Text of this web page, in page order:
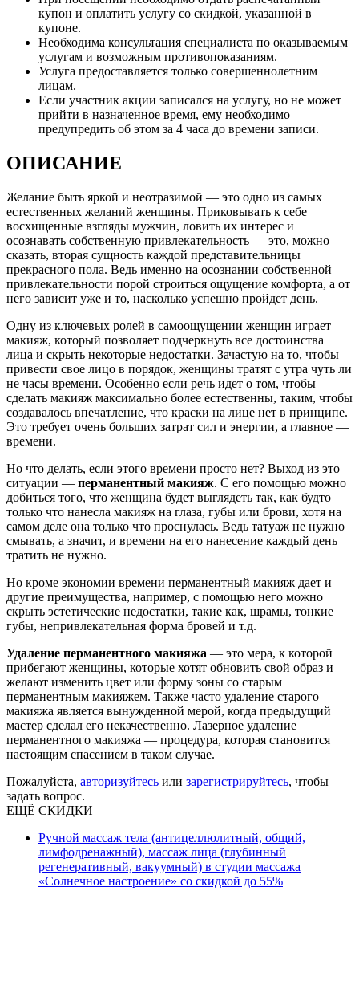
купон и оплатить услугу со скидкой, указанной в
купоне.
Необходима консультация специалиста по оказываемым
услугам и возможным противопоказаниям.
Услуга предоставляется только совершеннолетним
лицам.
Если участник акции записался на услугу, но не может
прийти в назначенное время, ему необходимо
предупредить об этом за 4 часа до времени записи.
ОПИСАНИЕ
Желание быть яркой и неотразимой — это одно из самых
естественных желаний женщины. Приковывать к себе
восхищенные взгляды мужчин, ловить их интерес и
осознавать собственную привлекательность — это, можно
сказать, вторая сущность каждой представительницы
прекрасного пола. Ведь именно на осознании собственной
привлекательности порой строиться ощущение комфорта, а от
него зависит уже и то, насколько успешно пройдет день.
Одну из ключевых ролей в самоощущении женщин играет
макияж, который позволяет подчеркнуть все достоинства
лица и скрыть некоторые недостатки. Зачастую на то, чтобы
привести свое лицо в порядок, женщины тратят с утра чуть ли
не часы времени. Особенно если речь идет о том, чтобы
сделать макияж максимально более естественны, таким, чтобы
создавалось впечатление, что краски на лице нет в принципе.
Это требует очень больших затрат сил и энергии, а главное —
времени.
Но что делать, если этого времени просто нет? Выход из это
ситуации — перманентный макияж. С его помощью можно
добиться того, что женщина будет выглядеть так, как будто
только что нанесла макияж на глаза, губы или брови, хотя на
самом деле она только что проснулась. Ведь татуаж не нужно
смывать, а значит, и времени на его нанесение каждый день
тратить не нужно.
Но кроме экономии времени перманентный макияж дает и
другие преимущества, например, с помощью него можно
скрыть эстетические недостатки, такие как, шрамы, тонкие
губы, непривлекательная форма бровей и т.д.
Удаление перманентного макияжа — это мера, к которой
прибегают женщины, которые хотят обновить свой образ и
желают изменить цвет или форму зоны со старым
перманентным макияжем. Также часто удаление старого
макияжа является вынужденной мерой, когда предыдущий
мастер сделал его некачественно. Лазерное удаление
перманентного макияжа — процедура, которая становится
настоящим спасением в таком случае.
Пожалуйста, авторизуйтесь или зарегистрируйтесь, чтобы
задать вопрос.
ЕЩЁ СКИДКИ
Ручной массаж тела (антицеллюлитный, общий,
лимфодренажный), массаж лица (глубинный
регенеративный, вакуумный) в студии массажа
«Солнечное настроение» со скидкой до 55%